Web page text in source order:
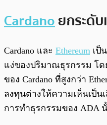
Cardanoยกระดับ
Cardano และ Ethereum เป็
แง่ของปริมาณธุรกรรม โ
ของ Cardano ที่สูงกว่า
ลงทุนต่างให้ความเห็นเป็น
การทำธุรกรรมของ ADA